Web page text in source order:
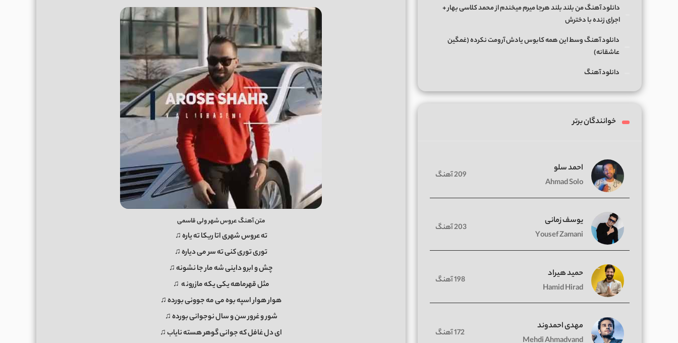
متن آهنگ عروس شهر ولی قاسمی
ته عروس شهری اتا ریکا ته یاره ♫
توری توری کنی ته سر می دیاره ♫
چش و ابرو داینی شه مار جا نشونه ♫
مثل قهرماهه یکی یکه مازرونه ♫
هوار هوار اسپه بوه می مه جوونی بورده ♫
شور و غرور سن و سال نوجوانی بورده ♫
ای دل غافل که جوانی گوهر هسته نایاب ♫
دانلود آهنگ من بلند بلند هرجا میرم میخندم از محمد کلاسی بهار +
اجرای زنده با دخترش
دانلود آهنگ وسط این همه کابوس یادش آرومت نکرده (غمگین
عاشقانه)
دانلود آهنگ
خوانندگان برتر
احمد سلو
Ahmad Solo
209 آهنگ
یوسف زمانی
Yousef Zamani
203 آهنگ
حمید هیراد
Hamid Hirad
198 آهنگ
مهدی احمدوند
172 آهنگ